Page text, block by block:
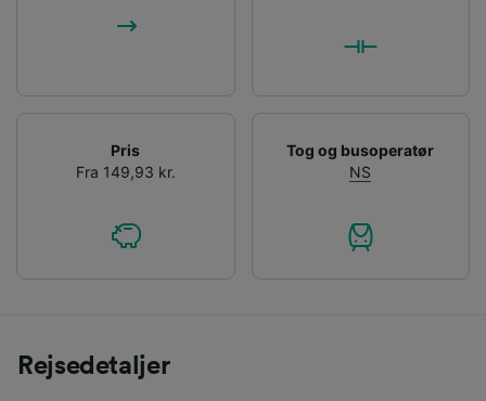
Pris
Fra 149,93 kr.
Tog og busoperatør
NS
Rejsedetaljer